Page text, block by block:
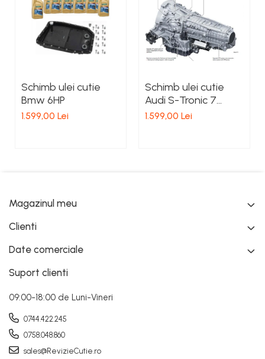
Schimb ulei cutie
Bmw 6HP
1.599,00 Lei
Schimb ulei cutie
Audi S-Tronic 7
trepte 0CK 0CJ
1.599,00 Lei
Magazinul meu
Clienti
Date comerciale
Suport clienti
09:00-18:00 de Luni-Vineri
0744.422.245
0758.048.860
sales@RevizieCutie.ro